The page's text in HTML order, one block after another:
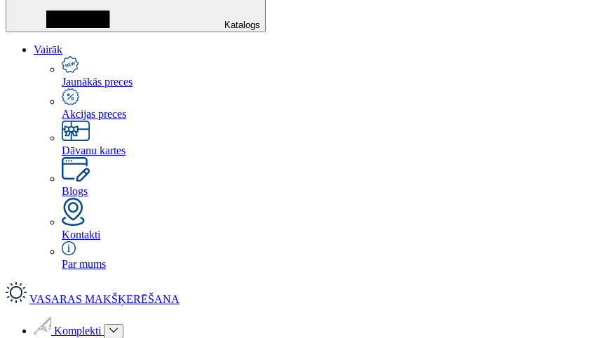
Katalogs
Vairāk
Jaunākās preces
Akcijas preces
Dāvanu kartes
Blogs
Kontakti
Par mums
VASARAS MAKŠĶERĒŠANA
Komplekti